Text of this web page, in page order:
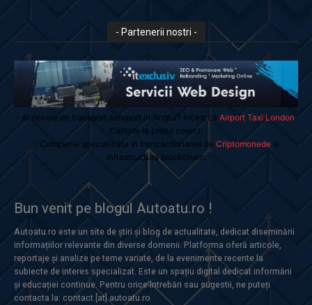
- Partenerii nostri -
- Ai nevoie de transport aeroport in Anglia? Încearcă Airport Taxi London
Calitate la prețul corect.
- Companie specializata in tranzactionarea de Criptomonedesi
infrastructura blockchain.
Bun venit pe blogul Autoatu.ro !
Autoatu.ro este un site de știri și blog de actualitate, dedicat diseminării
informațiilor relevante din diverse domenii. Platforma oferă articole,
reportaje și analize pe teme variate, de la evenimente recente la
subiecte de interes specializat. Este un spațiu digital dedicat informării
și educației continue. Pentru orice întrebări sau sugestii, ne puteți
contacta la: contact [at] autoatu.ro